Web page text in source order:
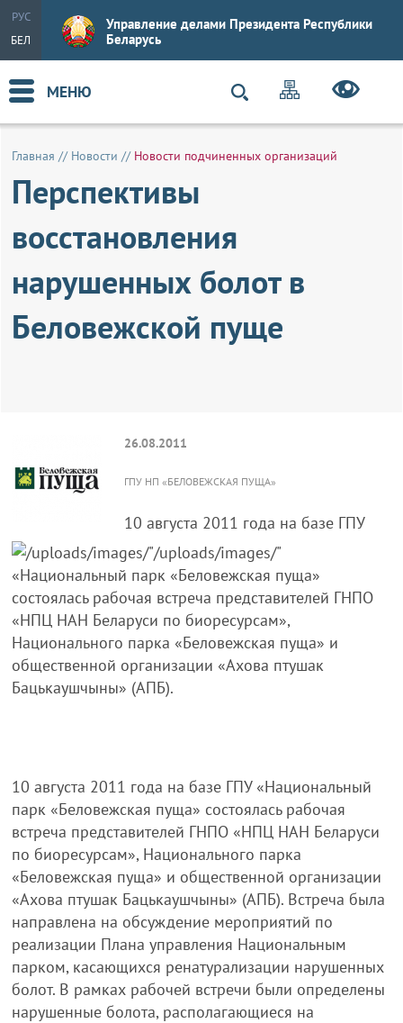
РУС
БЕЛ
Управление делами Президента Республики
Беларусь
МЕНЮ
Главная // Новости // Новости подчиненных организаций
Перcпективы
восстановления
нарушенных болот в
Беловежской пуще
26.08.2011
ГПУ НП «БЕЛОВЕЖСКАЯ ПУЩА»
10 августа 2011 года на базе ГПУ
«Национальный парк «Беловежская пуща»
состоялась рабочая встреча представителей ГНПО
«НПЦ НАН Беларуси по биоресурсам»,
Национального парка «Беловежская пуща» и
общественной организации «Ахова птушак
Бацькаушчыны» (АПБ).
10 августа 2011 года на базе ГПУ «Национальный
парк «Беловежская пуща» состоялась рабочая
встреча представителей ГНПО «НПЦ НАН Беларуси
по биоресурсам», Национального парка
«Беловежская пуща» и общественной организации
«Ахова птушак Бацькаушчыны» (АПБ). Встреча была
направлена на обсуждение мероприятий по
реализации Плана управления Национальным
парком, касающихся ренатурализации нарушенных
болот. В рамках рабочей встречи были определены
нарушенные болота, располагающиеся на